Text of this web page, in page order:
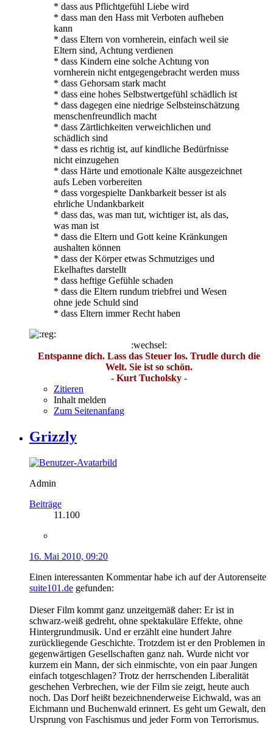
* dass aus Pflichtgefühl Liebe wird
* dass man den Hass mit Verboten aufheben
kann
* dass Eltern von vornherein, einfach weil sie
Eltern sind, Achtung verdienen
* dass Kindern eine solche Achtung von
vornherein nicht entgegengebracht werden muss
* dass Gehorsam stark macht
* dass eine hohes Selbstwertgefühl schädlich ist
* dass dagegen eine niedrige Selbsteinschätzung
menschenfreundlich macht
* dass Zärtlichkeiten verweichlichen und
schädlich sind
* dass es richtig ist, auf kindliche Bedürfnisse
nicht einzugehen
* dass Härte und emotionale Kälte ausgezeichnet
aufs Leben vorbereiten
* dass vorgespielte Dankbarkeit besser ist als
ehrliche Undankbarkeit
* dass das, was man tut, wichtiger ist, als das,
was man ist
* dass die Eltern und Gott keine Kränkungen
aushalten können
* dass der Körper etwas Schmutziges und
Ekelhaftes darstellt
* dass heftige Gefühle schaden
* dass die Eltern rundum triebfrei und Wesen
ohne jede Schuld sind
* dass Eltern immer Recht haben
:wechsel:
Entspanne dich. Lass das Steuer los. Trudle durch die
Welt. Sie ist so schön.
- Kurt Tucholsky -
Zitieren
Inhalt melden
Zum Seitenanfang
Grizzly
Admin
Beiträge
11.100
16. Mai 2010, 09:20
Einen interessanten Kommentar habe ich auf der Autorenseite
suite101.de gefunden:
Dieser Film kommt ganz unzeitgemäß daher: Er ist in
schwarz-weiß gedreht, ohne spektakuläre Effekte, ohne
Hintergrundmusik. Und er erzählt eine hundert Jahre
zurückliegende Geschichte. Trotzdem ist er den Problemen in
gegenwärtigen Gesellschaften ganz nah. Wurde nicht vor
kurzem ein Mann, der sich einmischte, von ein paar Jungen
einfach totgeschlagen? Trotz der herrschenden Liberalität
geschehen Verbrechen, wie der Film sie zeigt, heute auch
noch. Das Dorf heißt bezeichnenderweise Eichwald, was an
Eichmann und Buchenwald erinnert. Es geht um Gewalt, den
Ursprung von Faschismus und jeder Form von Terrorismus.